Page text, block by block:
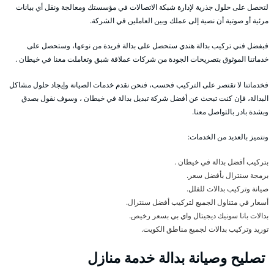
لتحصل على حلول جذرية لإدارة شبكة الاتصالات في مؤسستك ومعالجة ونقل أي بيانات
مرئية أو صوتية أن نصية إلى عملك وبين العاملين في الشركة.
فبفضل فني تركيب بدالة هندي ستحصل على بدالة فريدة من نوعها، وستحصل على
خدماتنا الموثوق بتصريحات الجودة من شركات عملاقة شبق وتعاملت معنا في خيطان .
فخدماتنا لا تقتصر على التركيب فحسب، فنحن نقدم خدمات الصيانة وإيجاد حلول مشاكل
البدالة، فإن كنت تبحث عن أفضل شركة تبديل بدالة في خيطان ، وسوف نقول بصدق
وبشدة بادر بالتواصل معنا.
ونتميز بالعديد من الخدمات:
بتركيب أفضل بدالة في خيطان .
برمجة سنترال بأفضل سعر.
صيانة وتركيب بدالات للفلل.
أسعار في متناول الجميع لتركيب أفضل سنترال.
بدالات بانا سونيك ديجيتال واي بي بسعر رخيص.
توريد وتركيب بدالات لجميع مناطق الكويت.
تصليح وصيانة بدالة خدمة منازل